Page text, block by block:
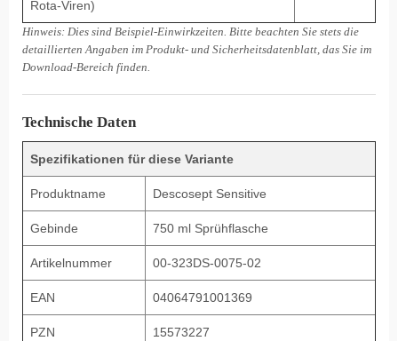
Rota-Viren)
Hinweis: Dies sind Beispiel-Einwirkzeiten. Bitte beachten Sie stets die
detaillierten Angaben im Produkt- und Sicherheitsdatenblatt, das Sie im
Download-Bereich finden.
Technische Daten
Spezifikationen für diese Variante
Produktname Descosept Sensitive
Gebinde 750 ml Sprühflasche
Artikelnummer 00-323DS-0075-02
EAN 04064791001369
PZN 15573227